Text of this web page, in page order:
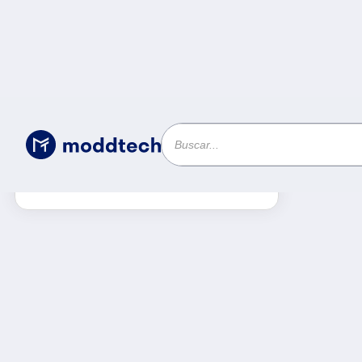
Filtros Limpiar